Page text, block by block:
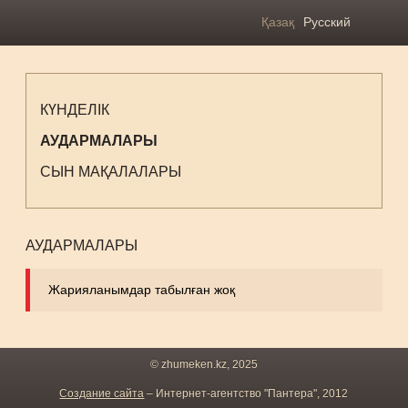
Қазақ Русский
КҮНДЕЛІК
АУДАРМАЛАРЫ
СЫН МАҚАЛАЛАРЫ
АУДАРМАЛАРЫ
Жарияланымдар табылған жоқ
© zhumeken.kz, 2025
Создание сайта – Интернет-агентство "Пантера", 2012